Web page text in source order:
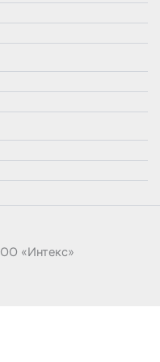
насадки
«‎Интекс»‎